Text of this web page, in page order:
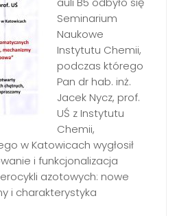
Seminarium
Naukowe
Instytutu Chemii,
podczas którego
Pan dr hab. inż.
Jacek Nycz, prof.
UŚ z Instytutu
Chemii,
w Katowicach wygłosił
i funkcjonalizacja
azotowych: nowe
i charakterystyka